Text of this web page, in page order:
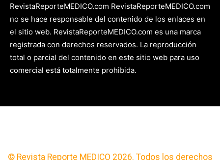
RevistaReporteMEDICO.com RevistaReporteMEDICO.com
no se hace responsable del contenido de los enlaces en
el sitio web. RevistaReporteMEDICO.com es una marca
registrada con derechos reservados. La reproducción
total o parcial del contenido en este sitio web para uso
comercial está totalmente prohibida.
© Revista Reporte MEDICO 2026. Todos los derechos